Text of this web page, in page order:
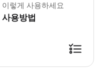
이렇게 사용하세요
사용방법